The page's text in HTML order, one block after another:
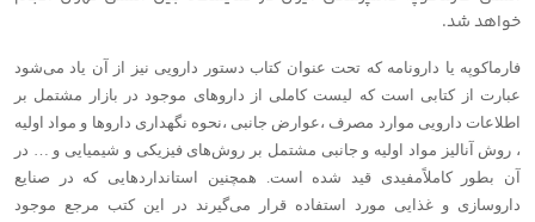
خواهد شد.
فارماکوپه یا دارونامه که تحت عنوان کتاب دستور دارویی نیز از آن یاد می‌شود
عبارت از کتابی است که لیست کاملی از داروهای موجود در بازار مشتمل بر
اطلاعات دارویی موارد مصرف ،‌عوارض جانبی ،‌نحوه نگهداری داروها و مواد اولیه
، روش آنالیز مواد اولیه و جانبی مشتمل بر روش‌های فیزیکی و شیمیایی و … در
آن بطور کاملاً‌مفیدی قید شده است. همچنین استانداردهایی که در صنایع
داروسازی و غذایی مورد استفاده قرار می‌گیرند در این کتب مرجع موجود